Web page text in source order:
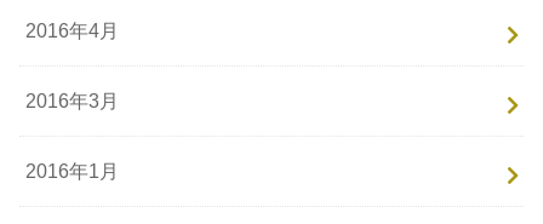
2016年4月
2016年3月
2016年1月